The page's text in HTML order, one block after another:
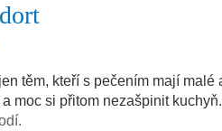
těm, kteří s pečením mají
moc si přitom nezašpinit